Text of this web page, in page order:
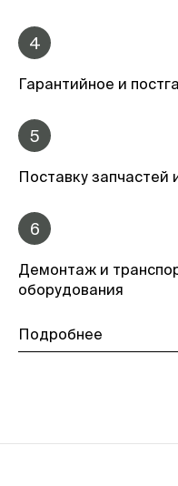
4
Гарантийное и
5
Поставку запчастей
6
Демонтаж и
оборудования
Подробнее